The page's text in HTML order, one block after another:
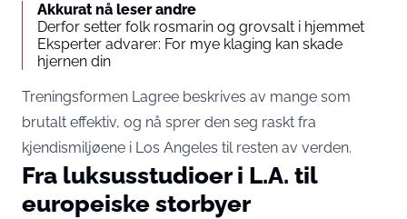
Akkurat nå leser andre
Derfor setter folk rosmarin og grovsalt i hjemmet
Eksperter advarer: For mye klaging kan skade
hjernen din
Treningsformen Lagree beskrives av mange som
brutalt effektiv, og nå sprer den seg raskt fra
kjendismiljøene i Los Angeles til resten av verden.
Fra luksusstudioer i L.A. til
europeiske storbyer